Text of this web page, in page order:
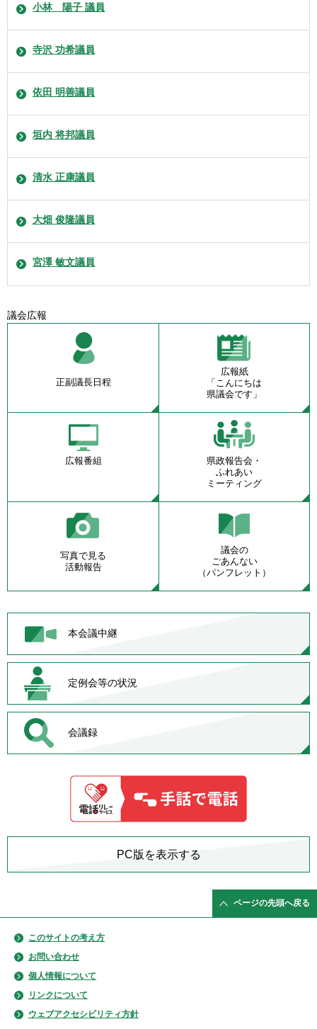
小林 陽子 議員
寺沢 功希議員
依田 明善議員
垣内 将邦議員
清水 正康議員
大畑 俊隆議員
宮澤 敏文議員
議会広報
正副議長日程
広報紙
「こんにちは
県議会です」
広報番組
県政報告会・
ふれあい
ミーティング
写真で見る
活動報告
議会の
ごあんない
（パンフレット）
本会議中継
定例会等の状況
会議録
PC版を表示する
ページの先頭へ戻る
このサイトの考え方
お問い合わせ
個人情報について
リンクについて
ウェブアクセシビリティ方針